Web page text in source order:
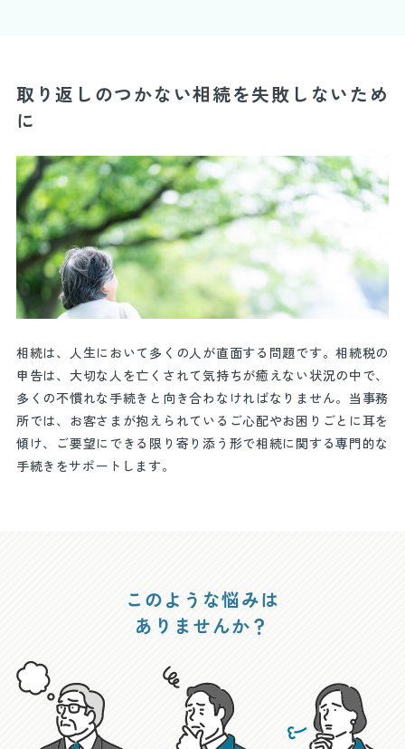
取り返しのつかない相続を失敗しないため
に
相続は、人生において多くの人が直面する問題です。相続税の
申告は、大切な人を亡くされて気持ちが癒えない状況の中で、
多くの不慣れな手続きと向き合わなければなりません。当事務
所では、お客さまが抱えられているご心配やお困りごとに耳を
傾け、ご要望にできる限り寄り添う形で相続に関する専門的な
手続きをサポートします。
このような悩みは
ありませんか？